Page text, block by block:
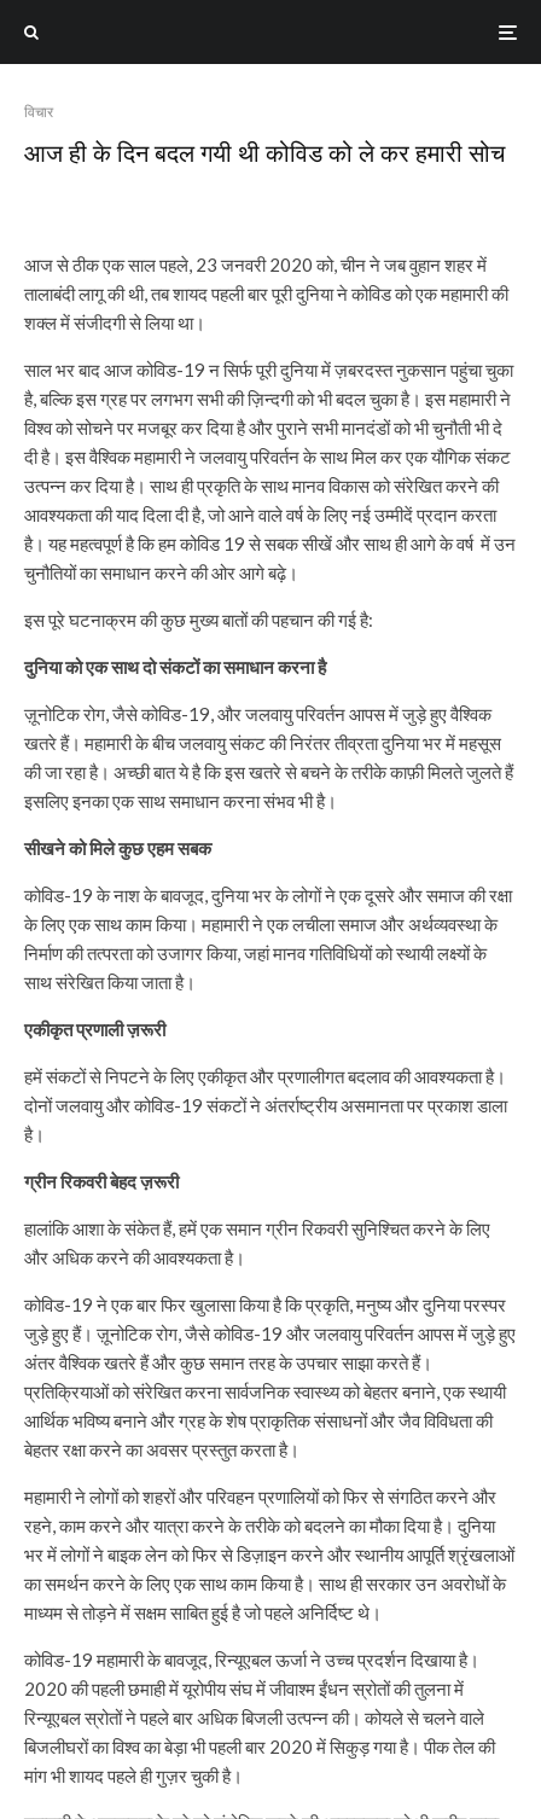
विचार
आज ही के दिन बदल गयी थी कोविड को ले कर हमारी सोच
आज से ठीक एक साल पहले, 23 जनवरी 2020 को, चीन ने जब वुहान शहर में
तालाबंदी लागू की थी, तब शायद पहली बार पूरी दुनिया ने कोविड को एक महामारी की
शक्ल में संजीदगी से लिया था।
साल भर बाद आज कोविड-19 न सिर्फ पूरी दुनिया में ज़बरदस्त नुकसान पहुंचा चुका
है, बल्कि इस ग्रह पर लगभग सभी की ज़िन्दगी को भी बदल चुका है। इस महामारी ने
विश्व को सोचने पर मजबूर कर दिया है और पुराने सभी मानदंडों को भी चुनौती भी दे
दी है। इस वैश्विक महामारी ने जलवायु परिवर्तन के साथ मिल कर एक यौगिक संकट
उत्पन्न कर दिया है। साथ ही प्रकृति के साथ मानव विकास को संरेखित करने की
आवश्यकता की याद दिला दी है, जो आने वाले वर्ष के लिए नई उम्मीदें प्रदान करता
है। यह महत्वपूर्ण है कि हम कोविड 19 से सबक सीखें और साथ ही आगे के वर्ष में उन
चुनौतियों का समाधान करने की ओर आगे बढ़े।
इस पूरे घटनाक्रम की कुछ मुख्य बातों की पहचान की गई है:
दुनिया को एक साथ दो संकटों का समाधान करना है
ज़ूनोटिक रोग, जैसे कोविड-19, और जलवायु परिवर्तन आपस में जुड़े हुए वैश्विक
खतरे हैं। महामारी के बीच जलवायु संकट की निरंतर तीव्रता दुनिया भर में महसूस
की जा रहा है। अच्छी बात ये है कि इस खतरे से बचने के तरीके काफ़ी मिलते जुलते हैं
इसलिए इनका एक साथ समाधान करना संभव भी है।
सीखने को मिले कुछ एहम सबक
कोविड-19 के नाश के बावजूद, दुनिया भर के लोगों ने एक दूसरे और समाज की रक्षा
के लिए एक साथ काम किया। महामारी ने एक लचीला समाज और अर्थव्यवस्था के
निर्माण की तत्परता को उजागर किया, जहां मानव गतिविधियों को स्थायी लक्ष्यों के
साथ संरेखित किया जाता है।
एकीकृत प्रणाली ज़रूरी
हमें संकटों से निपटने के लिए एकीकृत और प्रणालीगत बदलाव की आवश्यकता है।
दोनों जलवायु और कोविड-19 संकटों ने अंतर्राष्ट्रीय असमानता पर प्रकाश डाला
है।
ग्रीन रिकवरी बेहद ज़रूरी
हालांकि आशा के संकेत हैं, हमें एक समान ग्रीन रिकवरी सुनिश्चित करने के लिए
और अधिक करने की आवश्यकता है।
कोविड-19 ने एक बार फिर खुलासा किया है कि प्रकृति, मनुष्य और दुनिया परस्पर
जुड़े हुए हैं। ज़ूनोटिक रोग, जैसे कोविड-19 और जलवायु परिवर्तन आपस में जुड़े हुए
अंतर वैश्विक खतरे हैं और कुछ समान तरह के उपचार साझा करते हैं।
प्रतिक्रियाओं को संरेखित करना सार्वजनिक स्वास्थ्य को बेहतर बनाने, एक स्थायी
आर्थिक भविष्य बनाने और ग्रह के शेष प्राकृतिक संसाधनों और जैव विविधता की
बेहतर रक्षा करने का अवसर प्रस्तुत करता है।
महामारी ने लोगों को शहरों और परिवहन प्रणालियों को फिर से संगठित करने और
रहने, काम करने और यात्रा करने के तरीके को बदलने का मौका दिया है। दुनिया
भर में लोगों ने बाइक लेन को फिर से डिज़ाइन करने और स्थानीय आपूर्ति श्रृंखलाओं
का समर्थन करने के लिए एक साथ काम किया है। साथ ही सरकार उन अवरोधों के
माध्यम से तोड़ने में सक्षम साबित हुई है जो पहले अनिर्दिष्ट थे।
कोविड-19 महामारी के बावजूद, रिन्यूएबल ऊर्जा ने उच्च प्रदर्शन दिखाया है।
2020 की पहली छमाही में यूरोपीय संघ में जीवाश्म ईंधन स्रोतों की तुलना में
रिन्यूएबल स्रोतों ने पहले बार अधिक बिजली उत्पन्न की। कोयले से चलने वाले
बिजलीघरों का विश्व का बेड़ा भी पहली बार 2020 में सिकुड़ गया है। पीक तेल की
मांग भी शायद पहले ही गुज़र चुकी है।